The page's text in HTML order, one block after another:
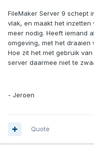
FileMaker Server 9 schept
vlak, en maakt het
meer nodig. Heeft iemand
omgeving, met het
Hoe zit het met gebruik
server daarmee niet te
- Jeroen
Quote